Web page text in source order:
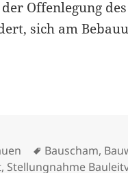
Offenlegung
sich am
Baugebiet
Schlagwörter
Bauscham,
, Stellungnahme